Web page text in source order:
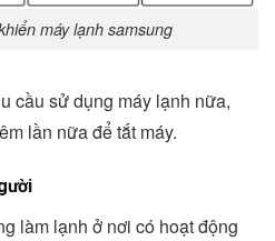
máy lạnh samsung
cầu sử dụng máy lạnh nữa,
lần nữa để tắt máy.
làm lạnh ở nơi có hoạt động